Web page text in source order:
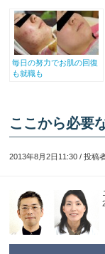
毎日の努力でお肌の回復
も就職も
ここから必要
2013年8月2日11:30 / 投稿